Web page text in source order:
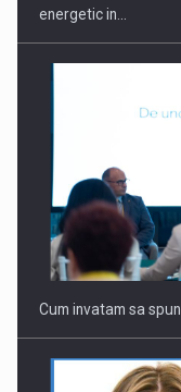
Webinar - Business
Investitii Digitalizare
energetic in…
Cum invatam sa